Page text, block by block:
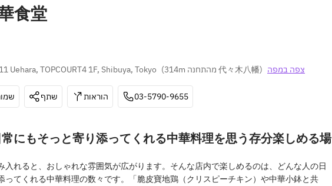
食堂
Uehara, TOPCOURT4 1F, Shibuya, Tokyo ( 314m מהתחנה 代々木八幡) צפה במפה
שתף הוראות 03-5790-9655
にもそっと寄り添ってくれる中華料理を思う存分楽しめる場
入れると、おしゃれな雰囲気が広がります。そんな店内で楽しめるのは、どんな人の日
ってくれる中華料理の数々です。「脆皮寶地鶏（クリスピーチキン）や中華小鉢と共